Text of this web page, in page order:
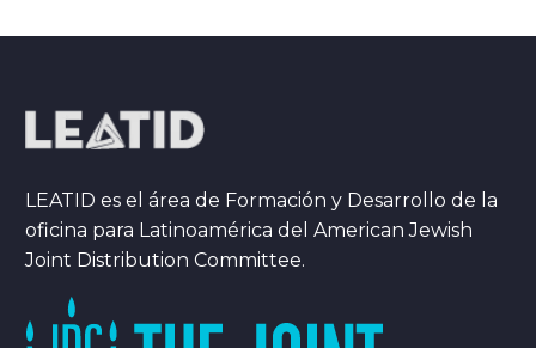
LEATID es el área de Formación y Desarrollo de la
oficina para Latinoamérica del American Jewish
Joint Distribution Committee.